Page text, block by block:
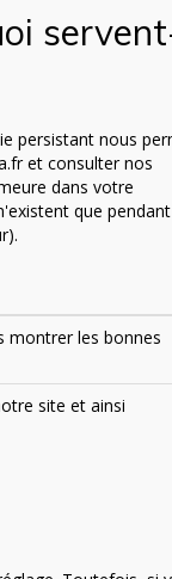
persistant nous
et consulter nos
dans votre
que
montrer les bonnes
site et ainsi